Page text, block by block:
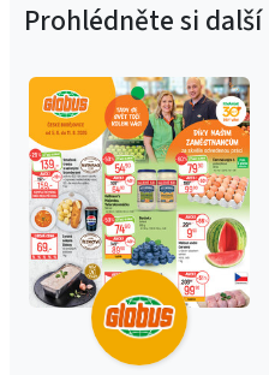
Prohlédněte si další